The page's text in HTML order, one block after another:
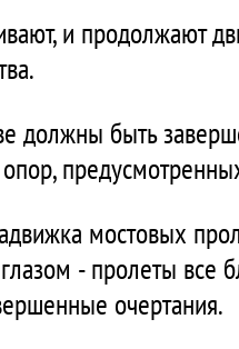
и продолжают
должны быть
мостовых
- пролеты все
очертания.